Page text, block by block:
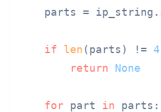
parts =
if len(parts) != 4
return
None
for part in parts: